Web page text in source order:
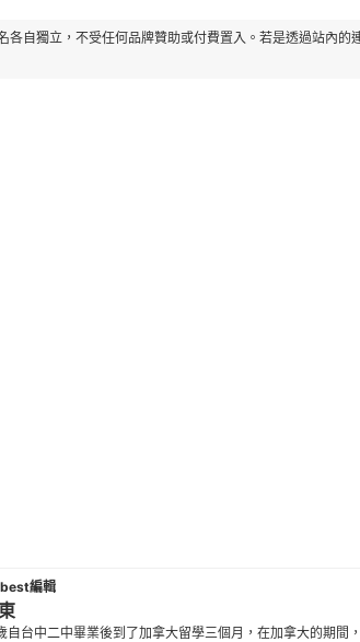
各自獨立，不受任何品牌贊助或付費置入。若是透過站內的
編輯
自台中二中畢業後到了加拿大留學三個月，在加拿大的期間